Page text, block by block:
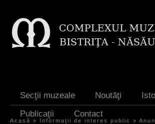
Secţii muzeale Noutăţi
Publicaţii
Contact
Acasă » Informaţii de interes public »